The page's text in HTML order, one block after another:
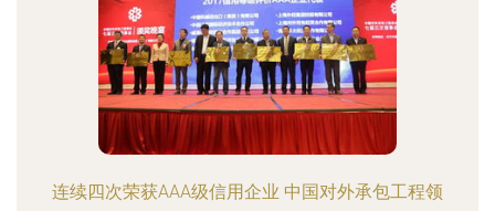
连续四次荣获AAA级信用企业 中国对外承包工程领